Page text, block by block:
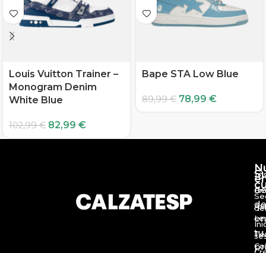
Louis Vuitton Trainer –
Monogram Denim
White Blue
102,99€ 82,99 €
Bape STA Low Blue
89,99€ 78,99 €
de
en
tu